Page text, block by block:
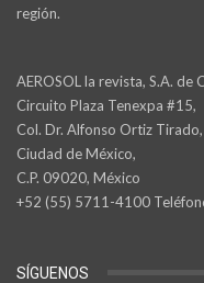
región.
AEROSOL la revista, S.A. de
Circuito Plaza Tenexpa #15,
Col. Dr. Alfonso Ortiz Tirado,
Ciudad de México,
C.P. 09020, México
+52 (55) 5711-4100
SÍGUENOS